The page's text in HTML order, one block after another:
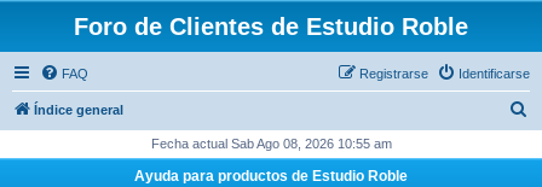
Foro de Clientes de Estudio Roble
FAQ Identificarse
Registrarse
Índice general
Fecha actual Sab Ago 08, 2026 10:55 am
Ayuda para productos de Estudio Roble